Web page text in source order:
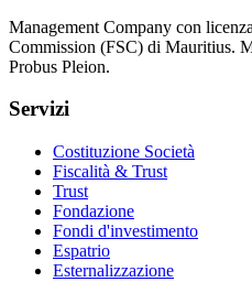
Management Company con
Commission (FSC) di Mauritius.
Probus Pleion.
Servizi
Costituzione Società
Fiscalità & Trust
Trust
Fondazione
Fondi d'investimento
Espatrio
Esternalizzazione